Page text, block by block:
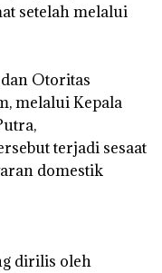
setelah melalui
Otoritas
melalui Kepala
terjadi sesaat
domestik
dirilis oleh